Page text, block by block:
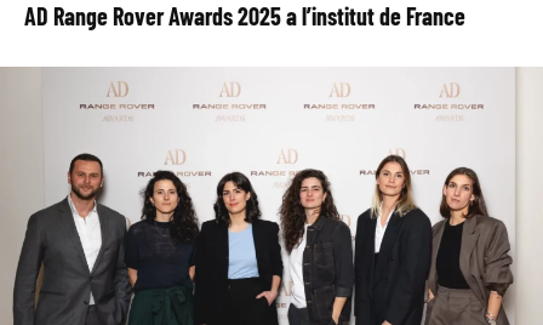
AD Range Rover Awards 2025 a l’institut de France